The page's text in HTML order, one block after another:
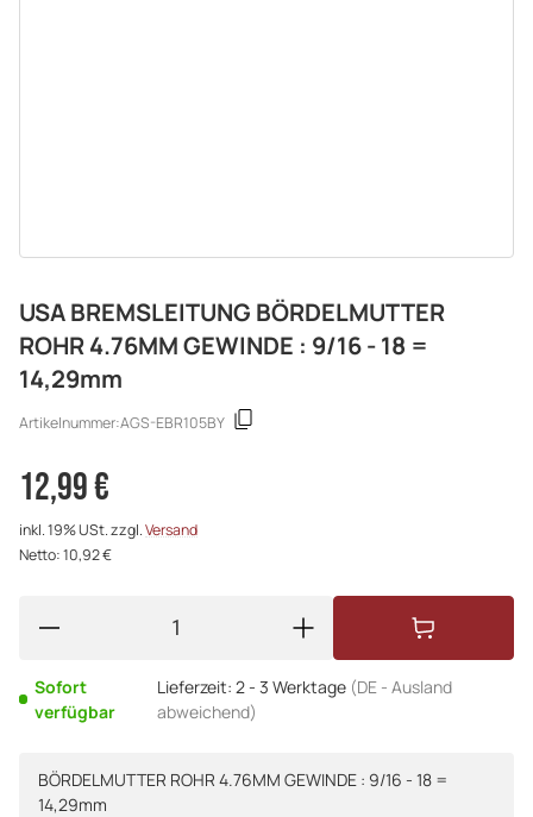
USA BREMSLEITUNG BÖRDELMUTTER
ROHR 4.76MM GEWINDE : 9/16 - 18 =
14,29mm
Artikelnummer:AGS-EBR105BY
12,99 €
inkl. 19% USt. zzgl.Versand
Netto: 10,92 €
Sofort
verfügbar
Lieferzeit: 2 - 3 Werktage (DE - Ausland
abweichend)
BÖRDELMUTTER ROHR 4.76MM GEWINDE : 9/16 - 18 =
14,29mm